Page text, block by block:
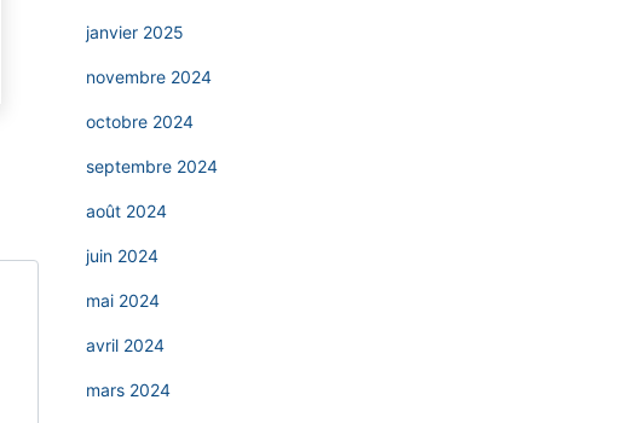
janvier 2025
novembre 2024
octobre 2024
septembre 2024
août 2024
juin 2024
mai 2024
avril 2024
mars 2024